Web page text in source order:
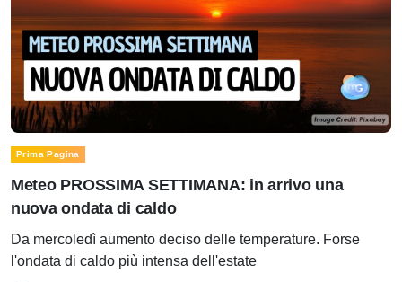
Prima Pagina
Meteo PROSSIMA SETTIMANA: in arrivo una
nuova ondata di caldo
Da mercoledì aumento deciso delle temperature. Forse
l'ondata di caldo più intensa dell'estate